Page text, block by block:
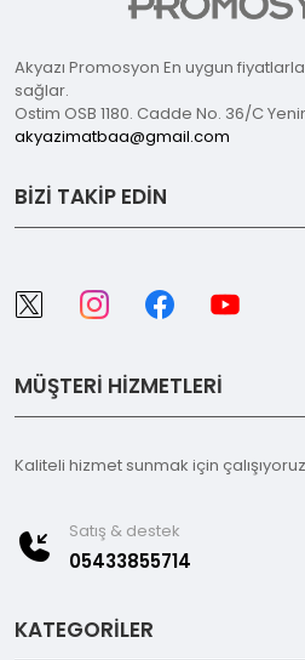
Akyazı Promosyon En uygun
sağlar.
Ostim OSB 1180. Cadde No. 36/C
akyazimatbaa@gmail.com
BİZİ TAKİP EDİN
MÜŞTERİ HİZMETLERİ
Kaliteli hizmet sunmak için
Satış & destek
05433855714
KATEGORİLER